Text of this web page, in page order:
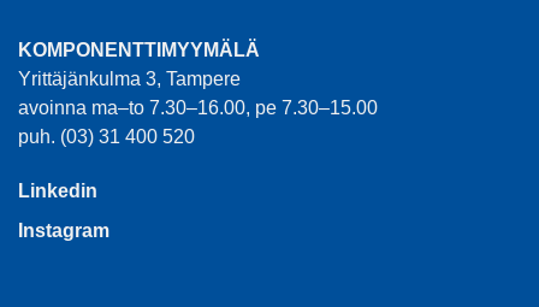
KOMPONENTTIMYYMÄLÄ
Yrittäjänkulma 3, Tampere
avoinna ma–to 7.30–16.00, pe 7.30–15.00
puh. (03) 31 400 520
Linkedin
Instagram